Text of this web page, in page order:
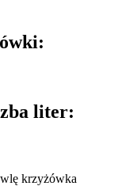
liter:
krzyżówka